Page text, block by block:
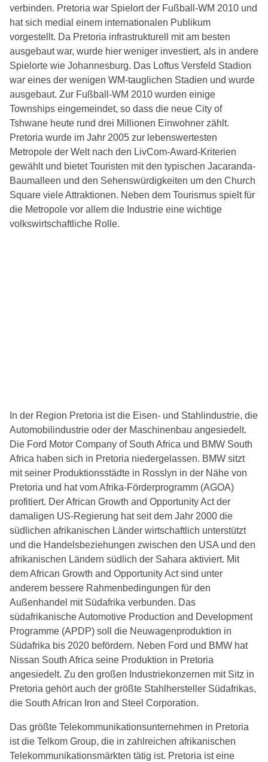
verbinden. Pretoria war Spielort der Fußball-WM 2010 und
hat sich medial einem internationalen Publikum
vorgestellt. Da Pretoria infrastrukturell mit am besten
ausgebaut war, wurde hier weniger investiert, als in andere
Spielorte wie Johannesburg. Das Loftus Versfeld Stadion
war eines der wenigen WM-tauglichen Stadien und wurde
ausgebaut. Zur Fußball-WM 2010 wurden einige
Townships eingemeindet, so dass die neue City of
Tshwane heute rund drei Millionen Einwohner zählt.
Pretoria wurde im Jahr 2005 zur lebenswertesten
Metropole der Welt nach den LivCom-Award-Kriterien
gewählt und bietet Touristen mit den typischen Jacaranda-
Baumalleen und den Sehenswürdigkeiten um den Church
Square viele Attraktionen. Neben dem Tourismus spielt für
die Metropole vor allem die Industrie eine wichtige
volkswirtschaftliche Rolle.
In der Region Pretoria ist die Eisen- und Stahlindustrie, die
Automobilindustrie oder der Maschinenbau angesiedelt.
Die Ford Motor Company of South Africa und BMW South
Africa haben sich in Pretoria niedergelassen. BMW sitzt
mit seiner Produktionsstädte in Rosslyn in der Nähe von
Pretoria und hat vom Afrika-Förderprogramm (AGOA)
profitiert. Der African Growth and Opportunity Act der
damaligen US-Regierung hat seit dem Jahr 2000 die
südlichen afrikanischen Länder wirtschaftlich unterstützt
und die Handelsbeziehungen zwischen den USA und den
afrikanischen Ländern südlich der Sahara aktiviert. Mit
dem African Growth and Opportunity Act sind unter
anderem bessere Rahmenbedingungen für den
Außenhandel mit Südafrika verbunden. Das
südafrikanische Automotive Production and Development
Programme (APDP) soll die Neuwagenproduktion in
Südafrika bis 2020 befördern. Neben Ford und BMW hat
Nissan South Africa seine Produktion in Pretoria
angesiedelt. Zu den großen Industriekonzernen mit Sitz in
Pretoria gehört auch der größte Stahlhersteller Südafrikas,
die South African Iron and Steel Corporation.
Das größte Telekommunikationsunternehmen in Pretoria
ist die Telkom Group, die in zahlreichen afrikanischen
Telekommunikationsmärkten tätig ist. Pretoria ist eine